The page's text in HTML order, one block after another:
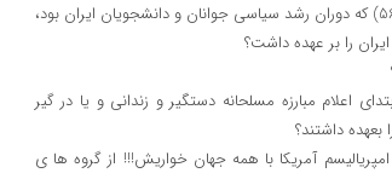
راستی اگر آقای خمینی در طول سال های قبل از انقلاب (44 تا 56) که دوران رشد سیاسی جوانان و دانشجویان ایران بود،
را بر عهده داشت؟
اعلام مبارزه مسلحانه دستگیر و زندانی و یا در گیر
داشتند؟
آمریکا با همه جهان خواریش!!! از گروه ها ی